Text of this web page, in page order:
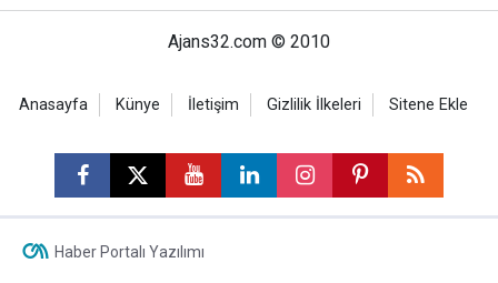
Ajans32.com © 2010
Anasayfa Künye İletişim Gizlilik İlkeleri Sitene Ekle
Haber Portalı Yazılımı